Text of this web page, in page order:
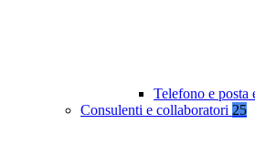
Telefono e posta
Consulenti e collaboratori 25